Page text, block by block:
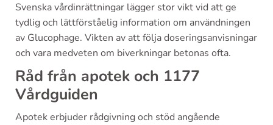
Svenska vårdinrättningar lägger stor vikt vid att ge
tydlig och lättförståelig information om användningen
av Glucophage. Vikten av att följa doseringsanvisningar
och vara medveten om biverkningar betonas ofta.
Råd från apotek och 1177
Vårdguiden
Apotek erbjuder rådgivning och stöd angående